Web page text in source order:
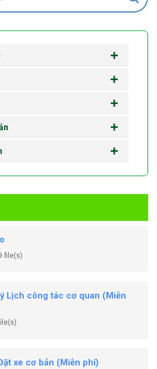
file(s)
Lịch công tác cơ quan (Miễn
xe cơ bản (Miễn phí)